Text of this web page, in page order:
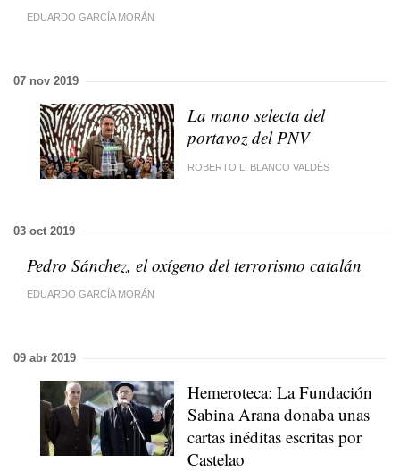
EDUARDO GARCÍA MORÁN
07 nov 2019
La mano selecta del
portavoz del PNV
ROBERTO L. BLANCO VALDÉS
03 oct 2019
Pedro Sánchez, el oxígeno del terrorismo catalán
EDUARDO GARCÍA MORÁN
09 abr 2019
Hemeroteca: La Fundación
Sabina Arana donaba unas
cartas inéditas escritas por
Castelao